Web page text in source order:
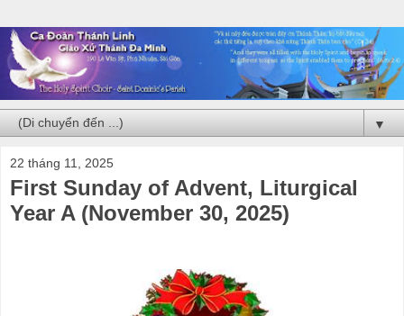
▼
22 tháng 11, 2025
First Sunday of Advent, Liturgical
Year A (November 30, 2025)